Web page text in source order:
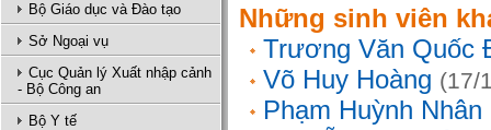
Bộ Giáo dục và Đào tạo
Sở Ngoại vụ
Cục Quản lý Xuất nhập cảnh
- Bộ Công an
Bộ Y tế
Những sinh viên
Trương Văn Quốc
Võ Huy Hoàng (17/
Phạm Huỳnh Nhân